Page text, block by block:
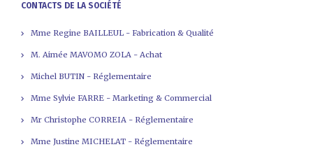
CONTACTS DE LA SOCIÉTÉ
Mme Regine BAILLEUL - Fabrication & Qualité
M. Aimée MAVOMO ZOLA - Achat
Michel BUTIN - Réglementaire
Mme Sylvie FARRE - Marketing & Commercial
Mr Christophe CORREIA - Réglementaire
Mme Justine MICHELAT - Réglementaire